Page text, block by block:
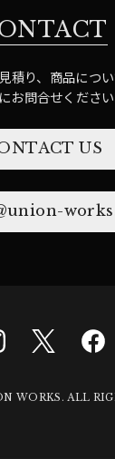
積り、商品につ
お問合せください
US
WORKS. ALL